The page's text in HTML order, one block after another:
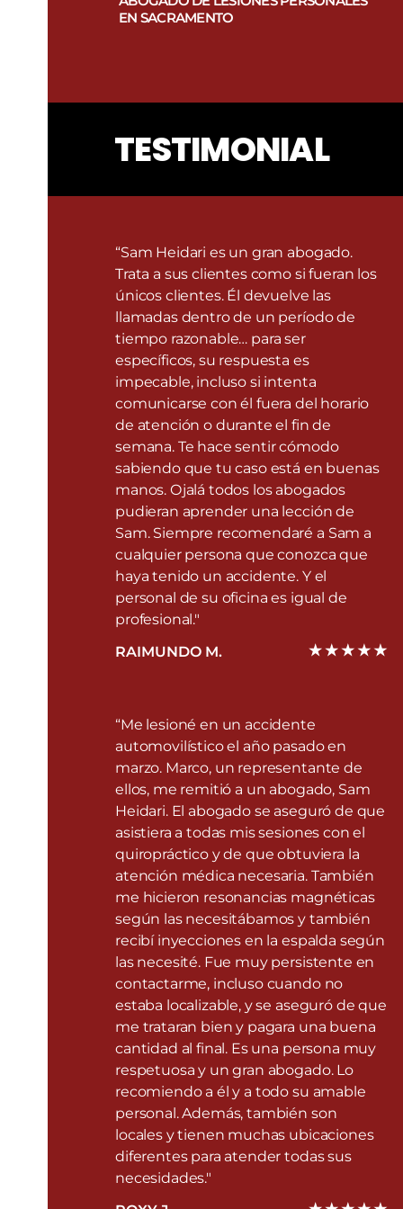
EN SACRAMENTO
TESTIMONIAL
“Sam Heidari es un gran abogado.
Trata a sus clientes como si fueran los
únicos clientes. Él devuelve las
llamadas dentro de un período de
tiempo razonable… para ser
específicos, su respuesta es
impecable, incluso si intenta
comunicarse con él fuera del horario
de atención o durante el fin de
semana. Te hace sentir cómodo
sabiendo que tu caso está en buenas
manos. Ojalá todos los abogados
pudieran aprender una lección de
Sam. Siempre recomendaré a Sam a
cualquier persona que conozca que
haya tenido un accidente. Y el
personal de su oficina es igual de
profesional."
RAIMUNDO M.
“Me lesioné en un accidente
automovilístico el año pasado en
marzo. Marco, un representante de
ellos, me remitió a un abogado, Sam
Heidari. El abogado se aseguró de que
asistiera a todas mis sesiones con el
quiropráctico y de que obtuviera la
atención médica necesaria. También
me hicieron resonancias magnéticas
según las necesitábamos y también
recibí inyecciones en la espalda según
las necesité. Fue muy persistente en
contactarme, incluso cuando no
estaba localizable, y se aseguró de que
me trataran bien y pagara una buena
cantidad al final. Es una persona muy
respetuosa y un gran abogado. Lo
recomiendo a él y a todo su amable
personal. Además, también son
locales y tienen muchas ubicaciones
diferentes para atender todas sus
necesidades."